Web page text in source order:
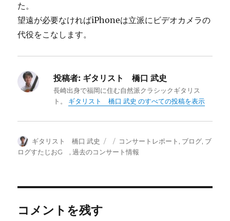
た。
望遠が必要なければiPhoneは立派にビデオカメラの
代役をこなします。
投稿者: ギタリスト 橋口 武史
長崎出身で福岡に住む自然派クラシックギタリス
ト。 ギタリスト 橋口 武史 のすべての投稿を表示
投
稿
ギタリスト 橋口 武史
投
稿
カ
テ
コンサートレポート , ブログ, ブ
ログすたじおG ,過去のコンサート情報
コメントを残す